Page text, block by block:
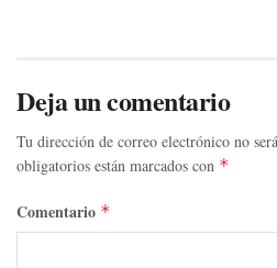
Deja un comentario
Tu dirección de correo electrónico no
obligatorios están marcados con *
Comentario *